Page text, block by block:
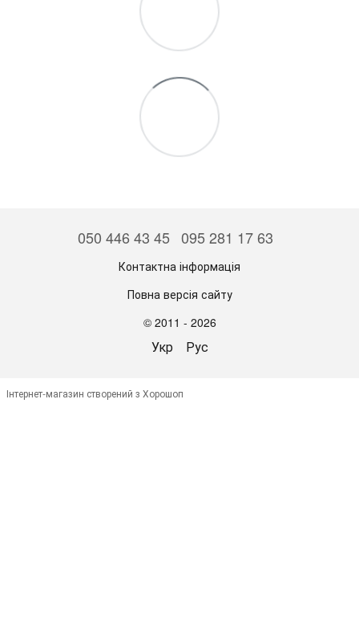
050 446 43 45 095 281 17 63
Контактна інформація
Повна версія сайту
© 2011 - 2026
Укр Рус
Інтернет-магазин створений з Хорошоп